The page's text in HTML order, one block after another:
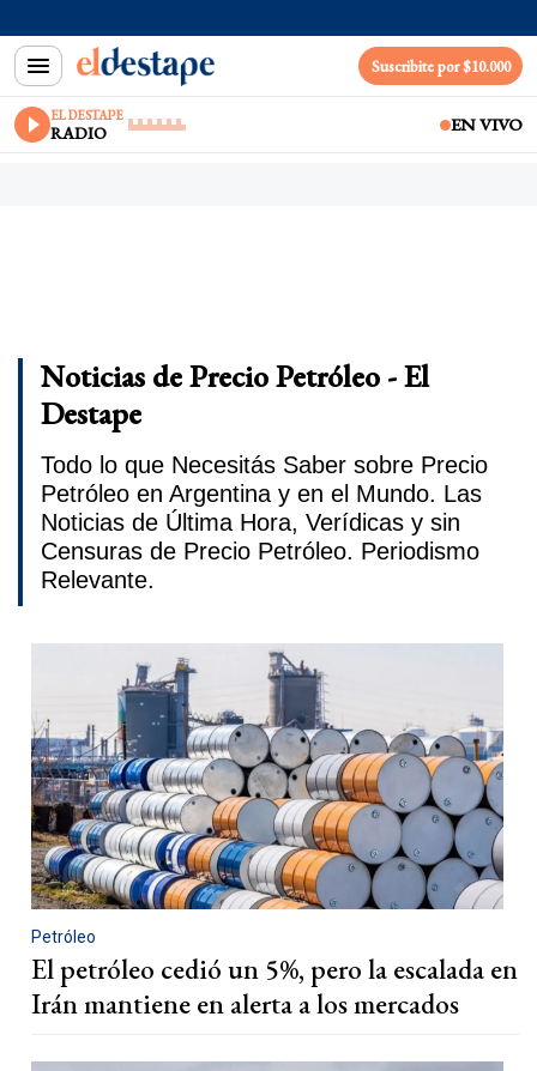
Suscribite por $10.000
EL DESTAPE
RADIO EN VIVO
Noticias de Precio Petróleo - El
Destape
Todo lo que Necesitás Saber sobre Precio
Petróleo en Argentina y en el Mundo. Las
Noticias de Última Hora, Verídicas y sin
Censuras de Precio Petróleo. Periodismo
Relevante.
Petróleo
El petróleo cedió un 5%, pero la escalada en
Irán mantiene en alerta a los mercados